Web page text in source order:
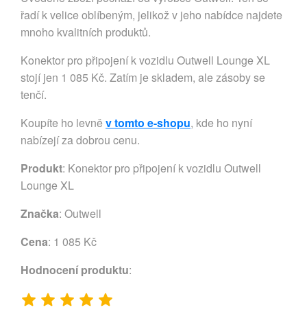
řadí k velice oblíbeným, jelikož v jeho nabídce najdete
mnoho kvalitních produktů.
Konektor pro připojení k vozidlu Outwell Lounge XL
stojí jen 1 085 Kč. Zatím je skladem, ale zásoby se
tenčí.
Koupíte ho levně v tomto e-shopu, kde ho nyní
nabízejí za dobrou cenu.
Produkt: Konektor pro připojení k vozidlu Outwell
Lounge XL
Značka: Outwell
Cena: 1 085 Kč
Hodnocení produktu: